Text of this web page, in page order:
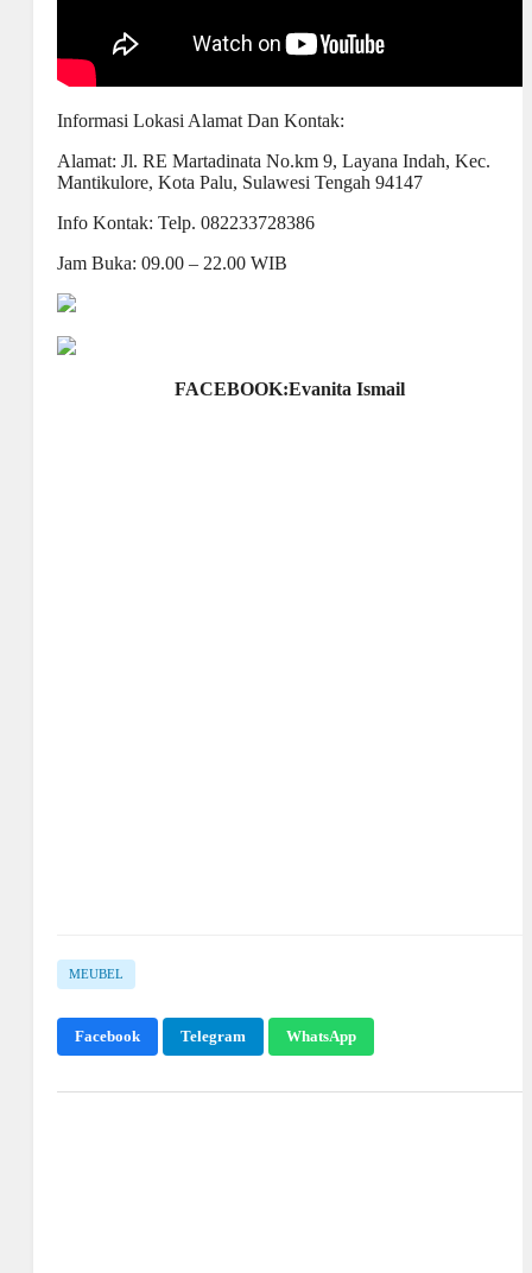
Informasi Lokasi Alamat Dan Kontak:
Alamat: Jl. RE Martadinata No.km 9, Layana Indah, Kec.
Mantikulore, Kota Palu, Sulawesi Tengah 94147
Info Kontak: Telp. 082233728386
Jam Buka: 09.00 – 22.00 WIB
FACEBOOK:Evanita Ismail
MEUBEL
Facebook Telegram WhatsApp